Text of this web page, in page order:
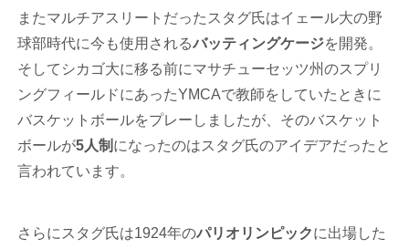
またマルチアスリートだったスタグ氏はイェール大の野
球部時代に今も使用されるバッティングケージを開発。
そしてシカゴ大に移る前にマサチューセッツ州のスプリ
ングフィールドにあったYMCAで教師をしていたときに
バスケットボールをプレーしましたが、そのバスケット
ボールが5人制 になったのはスタグ氏のアイデアだったと
言われています。
さらにスタグ氏は1924年のパリオリンピックに出場した